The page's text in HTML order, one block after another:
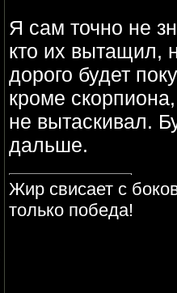
Я сам точно не
кто их вытащил,
дорого будет
кроме
не вытаскивал.
дальше.
Жир свисает с
только победа!